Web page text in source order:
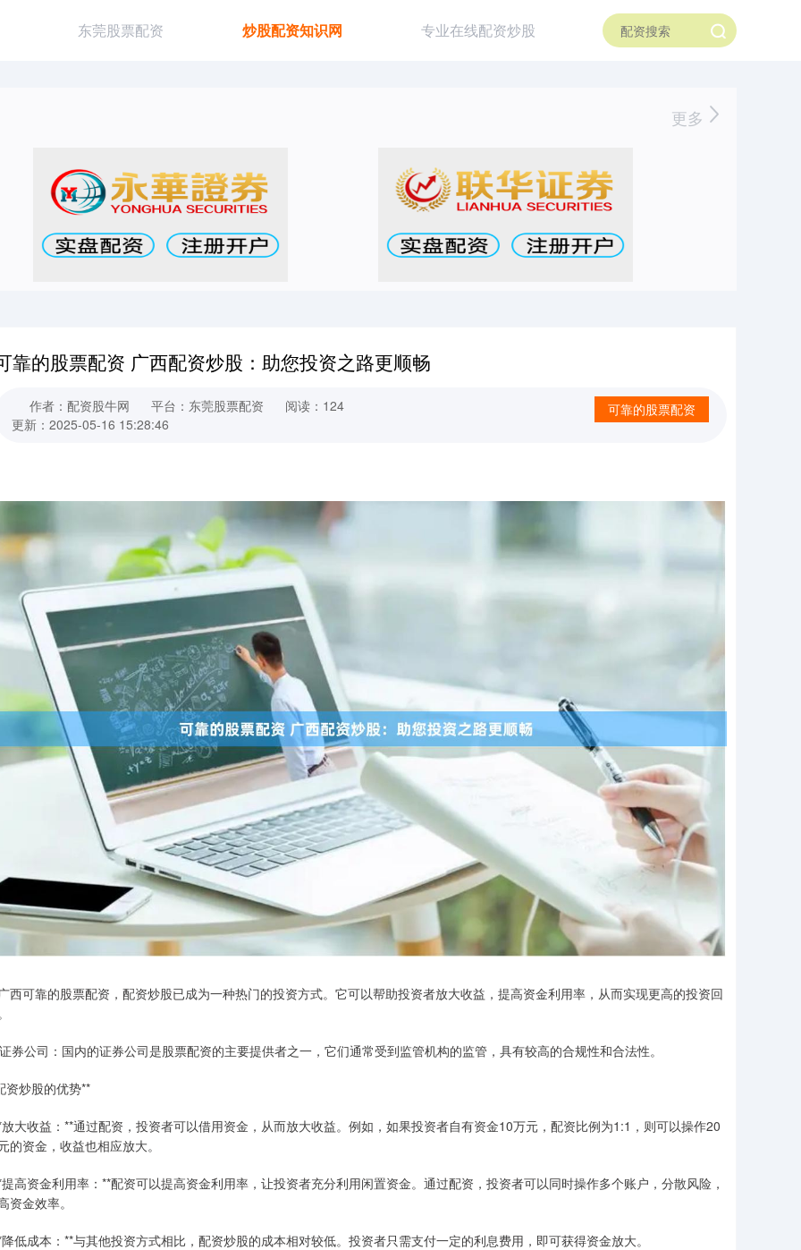
东莞股票配资 炒股配资知识网 专业在线配资炒股
更多
靠的股票配资 广西配资炒股：助您投资之路更顺畅
可靠的股票配资
作者：配资股牛网 平台：东莞股票配资
阅读：124
更新：2025-05-16 15:28:46
西可靠的股票配资，配资炒股已成为一种热门的投资方式。它可以帮助投资者放大收益，提高资金利用率，从而实现更高的投资回
券公司：国内的证券公司是股票配资的主要提供者之一，它们通常受到监管机构的监管，具有较高的合规性和合法性。
资炒股的优势**
大收益：**通过配资，投资者可以借用资金，从而放大收益。例如，如果投资者自有资金10万元，配资比例为1:1，则可以操作20
的资金，收益也相应放大。
高资金利用率：**配资可以提高资金利用率，让投资者充分利用闲置资金。通过配资，投资者可以同时操作多个账户，分散风险，
资金效率。
低成本：**与其他投资方式相比，配资炒股的成本相对较低。投资者只需支付一定的利息费用，即可获得资金放大。